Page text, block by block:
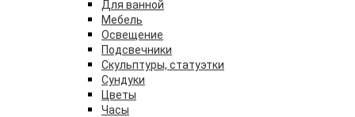
Для ванной
Мебель
Освещение
Подсвечники
Скульптуры, статуэтки
Сундуки
Цветы
Часы